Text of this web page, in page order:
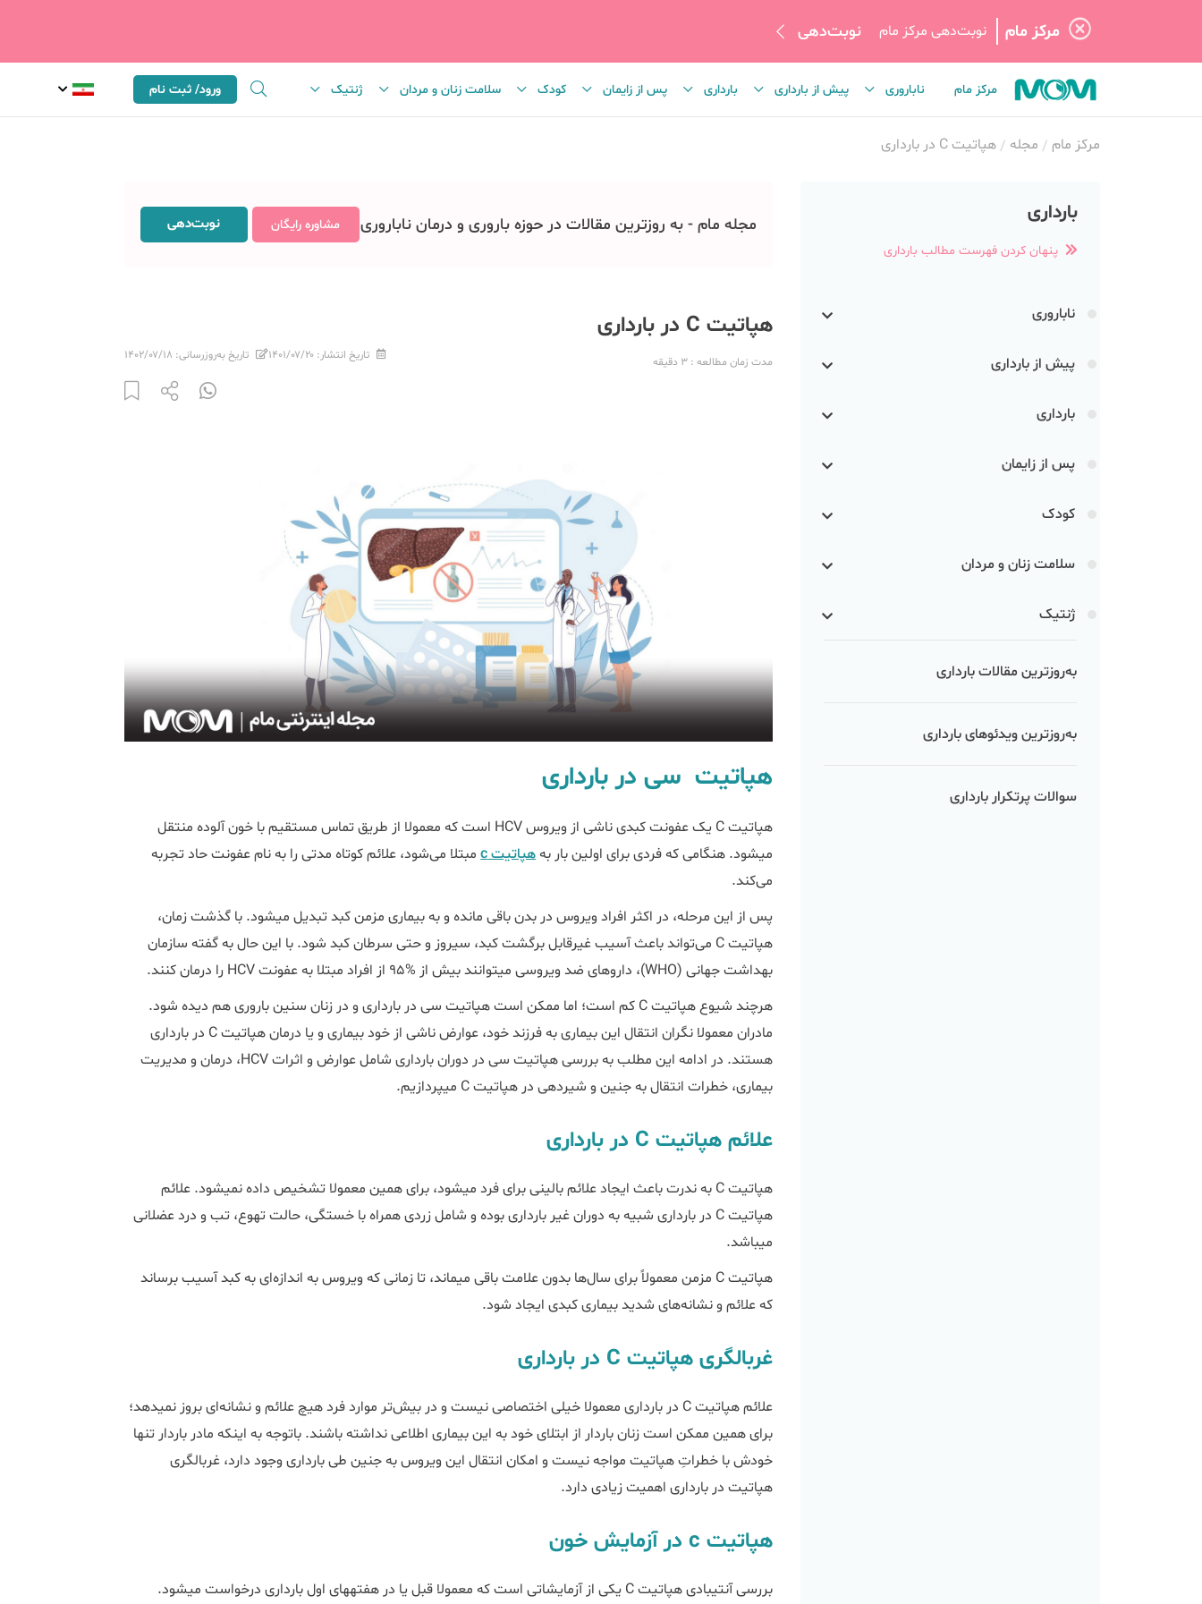
مرکز مام نوبت‌دهی مرکز مام نوبت‌دهی
مرکز مام ناباروری پیش از بارداری بارداری پس از زایمان کودک سلامت زنان و مردان ژنتیک ورود/ ثبت نام
مرکز مام مجله هپاتیت C در بارداری
بارداری
پنهان کردن فهرست مطالب بارداری
ناباروری
پیش از بارداری
بارداری
پس از زایمان
کودک
سلامت زنان و مردان
ژنتیک
به‌روزترین مقالات بارداری
به‌روزترین ویدئوهای بارداری
سوالات پرتکرار بارداری
مجله مام - به روزترین مقالات در حوزه باروری و درمان ناباروری مشاوره رایگان نوبت‌دهی
هپاتیت C در بارداری
مدت زمان مطالعه: 3 دقیقه تاریخ انتشار:۱۴۰۱/۰۷/۲۰ تاریخ به‌روزرسانی: ۱۴۰۲/۰۷/۱۸
هپاتیت سی در بارداری
هپاتیت C یک عفونت کبدی ناشی از ویروس HCV است که معمولا از طریق تماس مستقیم با خون آلوده منتقل
می‎شود. هنگامی که فردی برای اولین بار به
هپاتیت c مبتلا می‌شود، علائم کوتاه مدتی را به نام عفونت حاد تجربه
می‌کند.
پس از این مرحله، در اکثر افراد ویروس در بدن باقی مانده و به بیماری مزمن کبد تبدیل می‎شود. با گذشت زمان،
هپاتیت C می‌تواند باعث آسیب غیرقابل برگشت کبد، سیروز و حتی سرطان کبد شود. با این حال به گفته سازمان
بهداشت جهانی (WHO)، داروهای ضد ویروسی می‎توانند بیش از %۹۵ از افراد مبتلا به عفونت HCV را درمان کنند.
هرچند شیوع هپاتیت C کم است؛ اما ممکن است هپاتیت سی در بارداری و در زنان سنین باروری هم دیده ‎شود.
مادران معمولا نگران انتقال این بیماری به فرزند خود، عوارض ناشی از خود بیماری و یا درمان هپاتیت C در بارداری
هستند. در ادامه این مطلب به بررسی هپاتیت سی در دوران بارداری شامل عوارض و اثرات HCV، درمان و مدیریت
بیماری، خطرات انتقال به جنین و شیردهی در هپاتیت C می‎پردازیم.
علائم هپاتیت C در بارداری
هپاتیت C به ندرت باعث ایجاد علائم بالینی برای فرد می‎شود، برای همین معمولا تشخیص داده نمی‎شود. علائم
هپاتیت C در بارداری شبیه به دوران غیر بارداری بوده و شامل زردی همراه با خستگی، حالت تهوع، تب و درد عضلانی
می‏‎باشد.
هپاتیت C مزمن معمولاً برای سال‌ها بدون علامت باقی می‎ماند، تا زمانی که ویروس به اندازه‌ای به کبد آسیب برساند
که علائم و نشانه‌های شدید بیماری کبدی ایجاد شود.
غربالگری هپاتیت C در بارداری
علائم هپاتیت C در بارداری معمولا خیلی اختصاصی نیست و در بیش‌تر موارد فرد هیچ علائم و نشانه‌ای بروز نمی‎دهد؛
برای همین ممکن است زنان باردار از ابتلای خود به این بیماری اطلاعی نداشته باشند. باتوجه به اینکه مادر باردار تنها
خودش با خطراتِ هپاتیت مواجه نیست و امکان انتقال این ویروس به جنین طی بارداری وجود دارد، غربالگری
هپاتیت در بارداری اهمیت زیادی دارد.
هپاتیت c در آزمایش خون
بررسی آنتی‎بادی هپاتیت C یکی از آزمایشاتی است که معمولا قبل یا در هفته‎های اول بارداری درخواست می‎شود.